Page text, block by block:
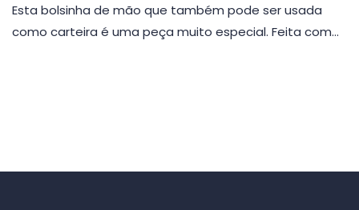
Esta bolsinha de mão que também pode ser usada
como carteira é uma peça muito especial. Feita com…